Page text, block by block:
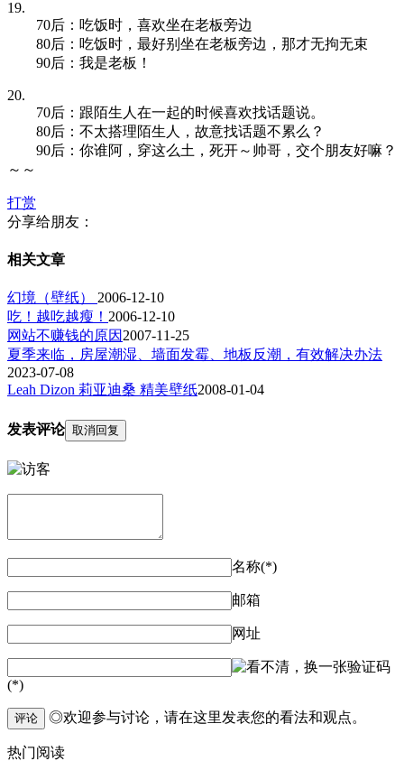
19.
70后：吃饭时，喜欢坐在老板旁边
80后：吃饭时，最好别坐在老板旁边，那才无拘无束
90后：我是老板！
20.
70后：跟陌生人在一起的时候喜欢找话题说。
80后：不太搭理陌生人，故意找话题不累么？
90后：你谁阿，穿这么土，死开～帅哥，交个朋友好嘛？
～～
打赏
分享给朋友：
相关文章
幻境（壁纸） 2006-12-10
吃！越吃越瘦！ 2006-12-10
网站不赚钱的原因2007-11-25
夏季来临，房屋潮湿、墙面发霉、地板反潮，有效解决办法
2023-07-08
Leah Dizon 莉亚迪桑 精美壁纸2008-01-04
发表评论 取消回复
名称(*)
邮箱
网址
验证码
(*)
评论 ◎欢迎参与讨论，请在这里发表您的看法和观点。
热门阅读